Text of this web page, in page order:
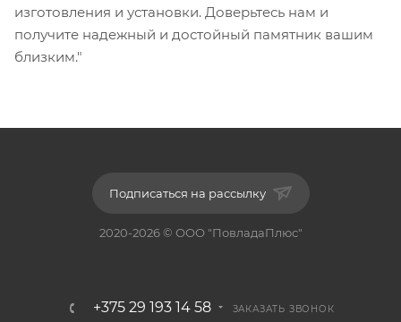
изготовления и установки. Доверьтесь нам и
получите надежный и достойный памятник вашим
близким."
Подписаться на рассылку
2020-2026 © ООО "ПовладаПлюс"
+375 29 193 14 58 ЗАКАЗАТЬ ЗВОНОК